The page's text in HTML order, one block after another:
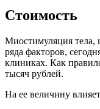
Стоимость
Миостимуляция тела,
ряда факторов,
клиниках. Как
тысяч рублей.
На ее величину